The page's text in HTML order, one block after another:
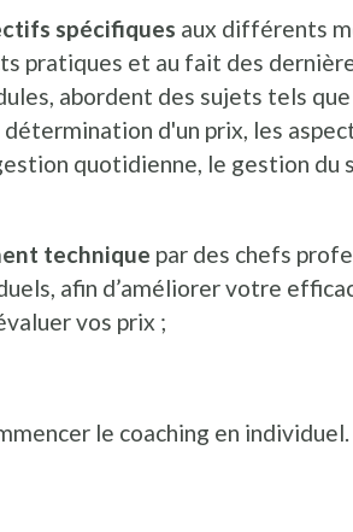
spécifiques aux différents
pratiques et au fait des
abordent des sujets tels
d'un prix, les
quotidienne, le gestion du
technique par des chefs
afin d’améliorer votre
vos prix ;
le coaching en individuel.